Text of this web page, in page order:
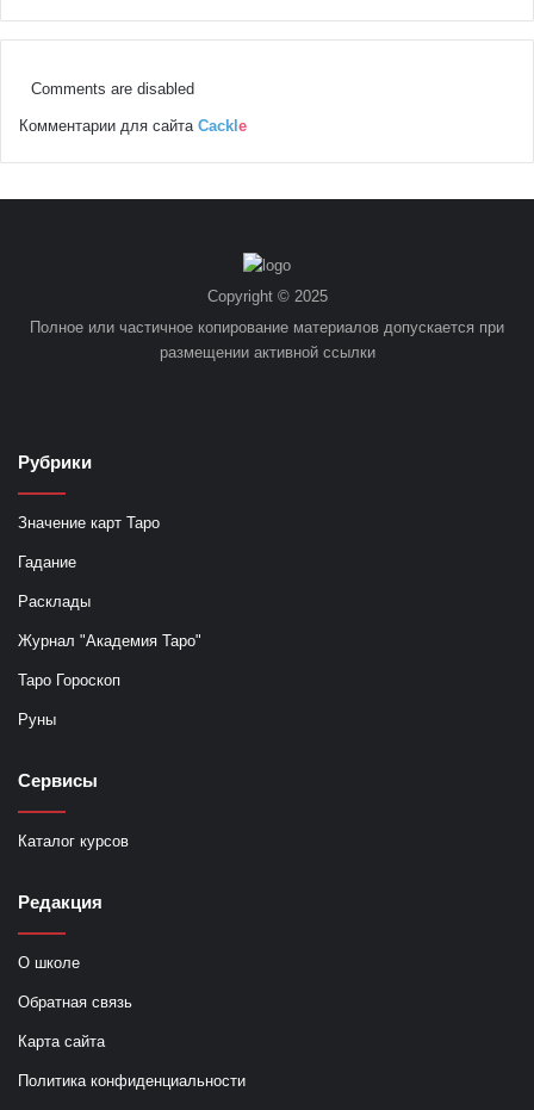
Comments are disabled
Комментарии для сайта Cackl e
Copyright © 2025
Полное или частичное копирование материалов допускается при
размещении активной ссылки
Рубрики
Значение карт Таро
Гадание
Расклады
Журнал "Академия Таро"
Таро Гороскоп
Руны
Сервисы
Каталог курсов
Редакция
О школе
Обратная связь
Карта сайта
Политика конфиденциальности